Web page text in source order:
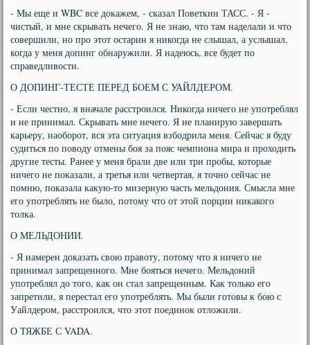
- Мы еще и WBC все докажем, - сказал Поветкин ТАСС. - Я -
чистый, и мне скрывать нечего. Я не знаю, что там наделали и что
совершили, но про этот остарин я никогда не слышал, а услышал,
когда у меня допинг обнаружили. Я надеюсь, все будет по
справедливости.
О ДОПИНГ-ТЕСТЕ ПЕРЕД БОЕМ С УАЙЛДЕРОМ.
- Если честно, я вначале расстроился. Никогда ничего не употреблял
и не принимал. Скрывать мне нечего. Я не планирую завершать
карьеру, наоборот, вся эта ситуация взбодрила меня. Сейчас я буду
судиться по поводу отмены боя за пояс чемпиона мира и проходить
другие тесты. Ранее у меня брали две или три пробы, которые
ничего не показали, а третья или четвертая, я точно сейчас не
помню, показала какую-то мизерную часть мельдония. Смысла мне
его употреблять не было, потому что от этой порции никакого
толка.
О МЕЛЬДОНИИ.
- Я намерен доказать свою правоту, потому что я ничего не
принимал запрещенного. Мне бояться нечего. Мельдоний
употреблял до того, как он стал запрещенным. Как только его
запретили, я перестал его употреблять. Мы были готовы к бою с
Уайлдером, расстроился, что этот поединок отложили.
О ТЯЖБЕ С VADA.